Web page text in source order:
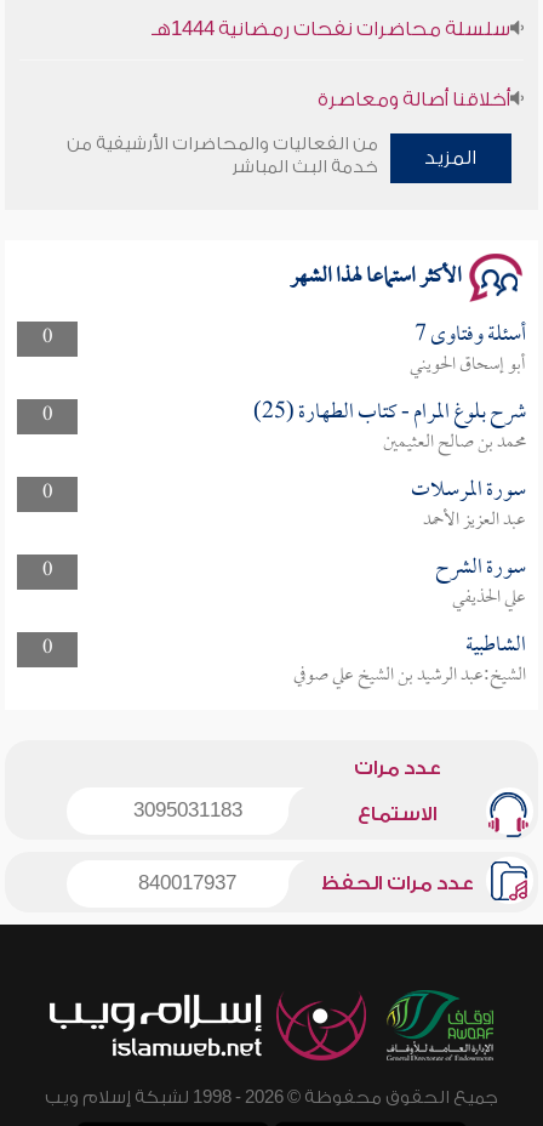
سلسلة محاضرات نفحات رمضانية 1444هـ
أخلاقنا أصالة ومعاصرة
وأمنهم من خوف 9
المزيد
من الفعاليات والمحاضرات الأرشيفية من
خدمة البث المباشر
الأكثر استماعا لهذا الشهر
0 أسئلة وفتاوى 7
أبو إسحاق الحويني
0
شرح بلوغ المرام - كتاب الطهارة (25)
محمد بن صالح العثيمين
0
سورة المرسلات
عبد العزيز الأحمد
0
سورة الشرح
علي الحذيفي
0
الشاطبية
الشيخ:عبد الرشيد بن الشيخ علي صوفي
عدد مرات
الاستماع 3095031183
عدد مرات الحفظ 840017937
جميع الحقوق محفوظة © 2026 - 1998 لشبكة إسلام ويب